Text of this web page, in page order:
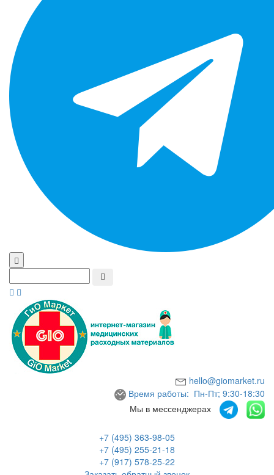
hello@giomarket.ru
Время работы: Пн-Пт; 9:30-18:30
Мы в мессенджерах
+7 (495) 363-98-05
+7 (495) 255-21-18
+7 (917) 578-25-22